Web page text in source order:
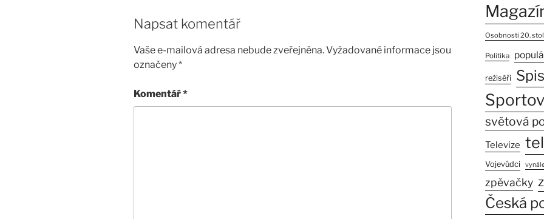
Napsat komentář
Vaše e-mailová adresa nebude zveřejněna.Vyžadované informace jsou
označeny*
Komentář*
Osobnosti 20.
Politika
režiséři
světová
Televize
Vojevůdci
zpěvačky
Česká